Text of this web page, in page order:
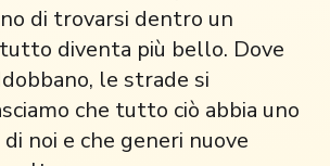
di trovarsi dentro un
diventa più bello. Dove
le strade si
che tutto ciò abbia uno
noi e che generi nuove